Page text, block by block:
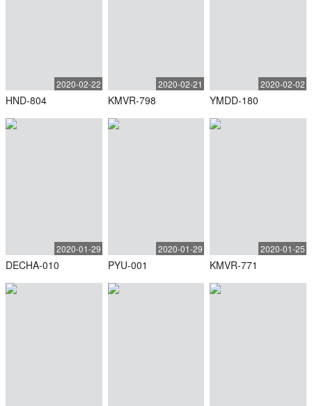
2020-02-22
HND-804
2020-02-21
KMVR-798
2020-02-02
YMDD-180
2020-01-29
DECHA-010
2020-01-29
PYU-001
2020-01-25
KMVR-771